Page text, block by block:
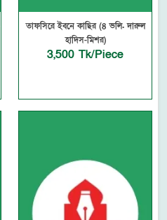
তাফসিরে ইবনে কাছির (৪ ভলি. দারুল
হাদিস-মিশর)
3,500 Tk/Piece